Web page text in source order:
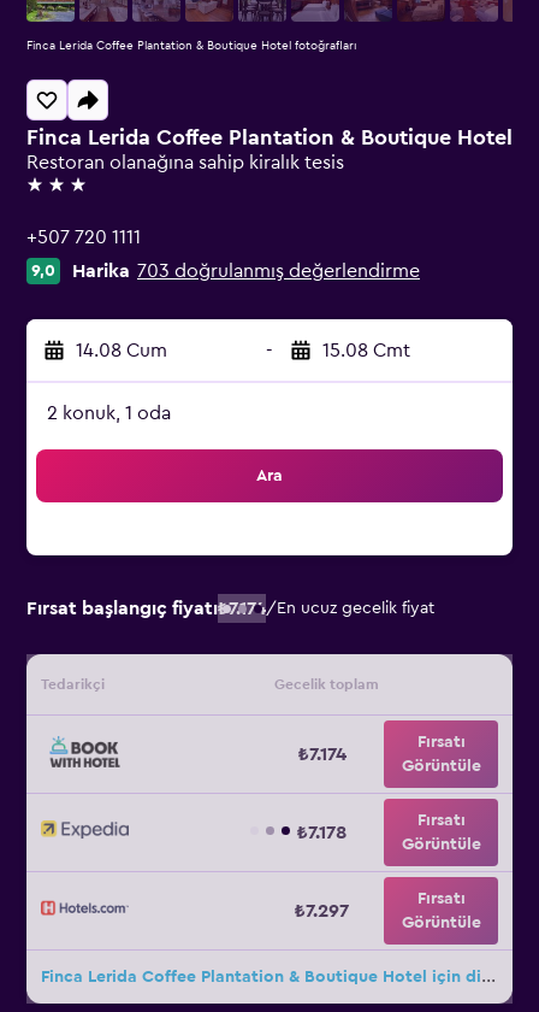
Finca Lerida Coffee Plantation & Boutique Hotel
Restoran olanağına sahip kiralık tesis
3 yıldız
+507 720 1111
9,0 Harika 703 doğrulanmış değerlendirme
14.08 Cum - 15.08 Cmt
2 konuk, 1 oda
Ara
Fırsat başlangıç fiyatı₺7.174/ En ucuz gecelik fiyat
Tedarikçi Gecelik toplam
₺7.174
Fırsatı
Görüntüle
₺7.178
Fırsatı
Görüntüle
₺7.297
Fırsatı
Görüntüle
Finca Lerida Coffee Plantation & Boutique Hotel için diğer 13fırsat
Finca Lerida Coffee Plantation & Boutique Hotel fotoğrafları